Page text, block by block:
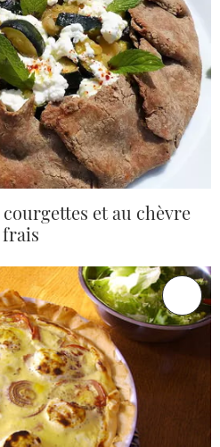
et au chèvre
frais